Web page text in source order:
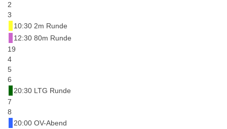
2
3
10:30 2m Runde
12:30 80m Runde
19
4
5
6
20:30 LTG Runde
7
8
20:00 OV-Abend